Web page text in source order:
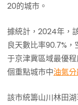
20的城市。
據統計，2024年，
良天數比率90.7%
于京津冀區域最優
個重點城市中油氣
該市統籌山川林田